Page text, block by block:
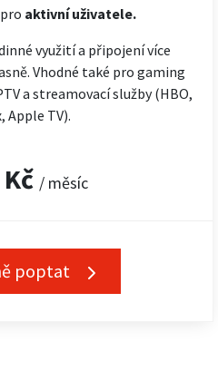
aktivní uživatele.
využití a připojení více
Vhodné také pro gaming
a streamovací služby (HBO,
Apple TV).
Kč / měsíc
poptat